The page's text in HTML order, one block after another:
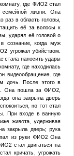
где ФИО2стал
семейной жизни. Она
раз в область головы,
её за волосы к
ударял её головой о
сознание, когда муж
угрожал убийством.
стала наносить удары
где находилась
видеообращение, где
дочь. После этого в
Она пошла заФИО2
она закрыла дверь
но тот стал
При входе в ванную
живота, удерживая
закрыла дверь; рука
из руки ФИО2Она
стал двигаться на
стал кричать, угрожать